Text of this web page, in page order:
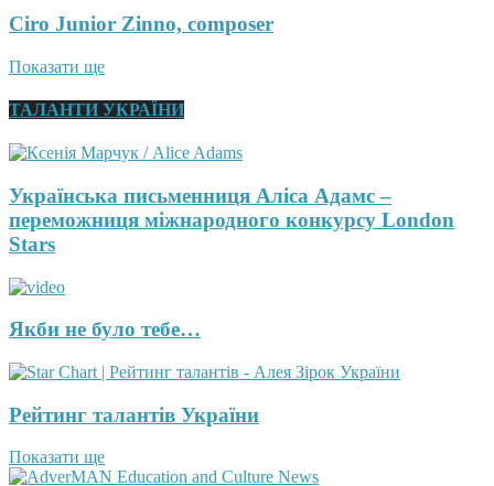
Ciro Junior Zinno, composer
Показати ще
ТАЛАНТИ УКРАЇНИ
Українська письменниця Аліса Адамс –
переможниця міжнародного конкурсу London
Stars
Якби не було тебе…
Рейтинг талантів України
Показати ще